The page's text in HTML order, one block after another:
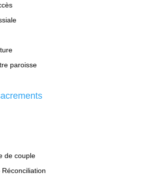
paroisse
de couple